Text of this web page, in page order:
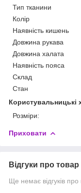
Тип тканини
Колір
Наявність кишень
Довжина рукава
Довжина халата
Наявність пояса
Склад
Стан
Користувальницькі
Розміри:
Приховати
Відгуки про товар
Ще немає відгуків